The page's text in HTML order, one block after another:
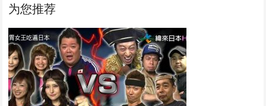
为您推荐